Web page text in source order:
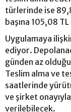
türlerinde ise
başına 105,08
Uygulamaya
ediyor.
günden az
Teslim alma ve
saatlerinde
ve şirket
verilebilecek.